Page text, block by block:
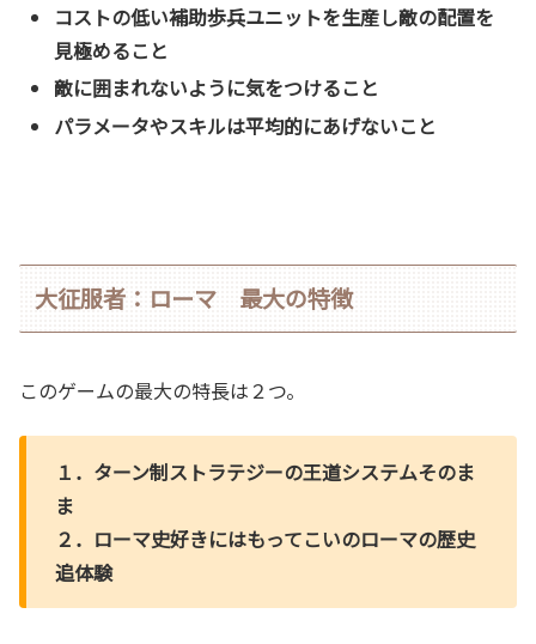
コストの低い補助歩兵ユニットを生産し敵の配置を
見極めること
敵に囲まれないように気をつけること
パラメータやスキルは平均的にあげないこと
大征服者：ローマ 最大の特徴
このゲームの最大の特長は２つ。
１．ターン制ストラテジーの王道システムそのま
ま
２．ローマ史好きにはもってこいのローマの歴史
追体験